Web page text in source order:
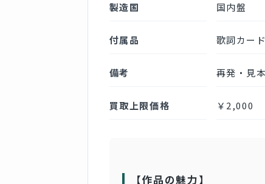
製造国 国内盤
付属品 歌詞カード
備考 再発・見
買取上限価格 ￥2,000
【作品の魅力】